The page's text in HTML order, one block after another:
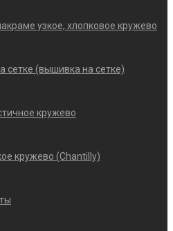
узкое, хлопковое кружево
сетке (вышивка на сетке)
кружево
кружево (Chantilly)